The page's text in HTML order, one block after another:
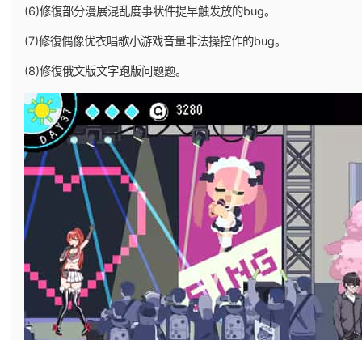
(6)修復部分漫展混乱度事状件提早触发放的bug。
(7)修復偶像优衣唱歌小游戏音量非法操控作的bug。
(8)修復俄文版文字跑版问题题。